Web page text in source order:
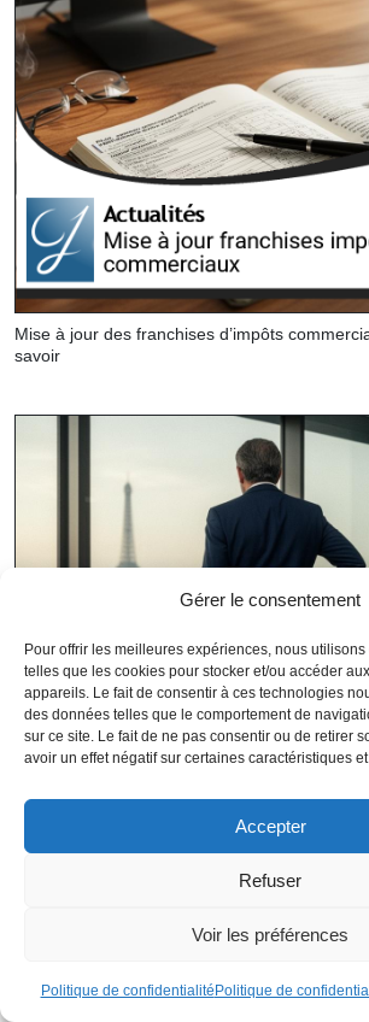
Gérer le consentement
Pour offrir les meilleures expériences, nous
telles que les cookies pour stocker et/ou accéder
appareils. Le fait de consentir à ces technologies
des données telles que le comportement de
sur ce site. Le fait de ne pas consentir ou de retirer
avoir un effet négatif sur certaines caractéristiques
Accepter
Refuser
Voir les préférences
Politique de confidentialité Politique de
Mise à jour des franchises d’impôts
savoir
Suppression du régime d’amortissement